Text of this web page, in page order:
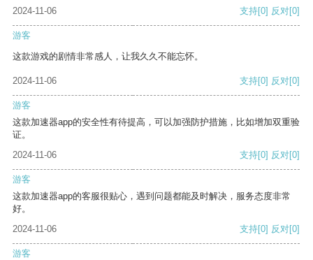
2024-11-06
支持[0] 反对[0]
游客
这款游戏的剧情非常感人，让我久久不能忘怀。
2024-11-06 支持[0] 反对[0]
游客
这款加速器app的安全性有待提高，可以加强防护措施，比如增加双重验
证。
2024-11-06
支持[0] 反对[0]
游客
这款加速器app的客服很贴心，遇到问题都能及时解决，服务态度非常
好。
2024-11-06
支持[0] 反对[0]
游客